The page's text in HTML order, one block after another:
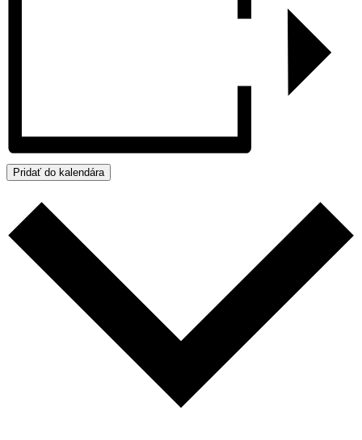
Pridať do kalendára